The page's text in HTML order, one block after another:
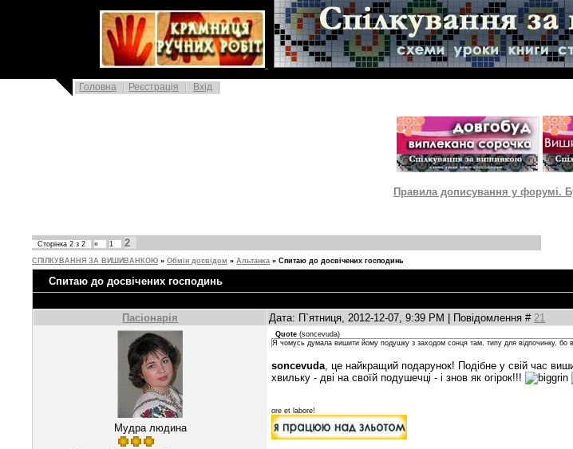
Головна Реєстрація Вхід
Правила дописування у форумі.
Сторінка2 з2 « 1 2
СПІЛКУВАННЯ ЗА ВИШИВАНКОЮ » Обмін досвідом » Альтанка » Спитаю до досвічених господинь
Спитаю до досвічених господинь
Пасіонарія Дата: П`ятниця, 2012-12-07, 9:39 PM | Повідомлення # 21
Мудра людина
Quote (soncevuda)
Я чомусь думала вишити йому подушку з заходом сонця там, типу для відпочинку, бо
soncevuda , це найкращий подарунок! Подібне у свій час
хвильку - дві на своїй подушечці - і знов як огірок!!!
ore et labore!